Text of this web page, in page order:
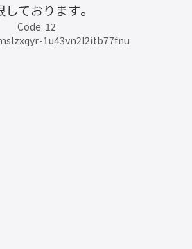
しております。
Code: 12
1u43vn2l2itb77fnu